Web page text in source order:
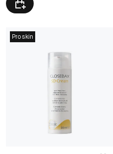
Proskin